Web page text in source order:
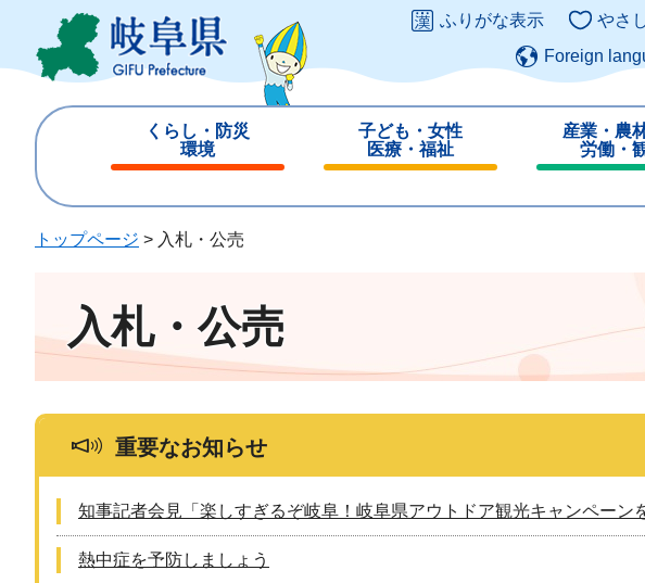
ジ
ュ
ふりがな表示 やさ
Foreign
くらし・防災
環境
じ
子ども・女性
医療・福祉
じ
産業・農
労働・
じ
トップページ > 入札・公売
入札・公売
重要なお知らせ
知事記者会見「楽しすぎるぞ岐阜！岐阜県アウトドア観光キャンペーン
熱中症を予防しましょう